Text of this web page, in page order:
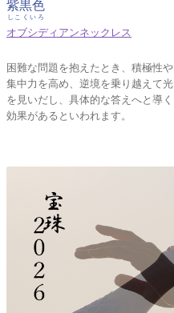
紫黒色
しこくいろ
オブシディアンネックレス
困難な問題を抱えたとき、積極性や
集中力を高め、逆境を乗り越えて光
を見いだし、具体的な答えへと導く
効果があるといわれます。